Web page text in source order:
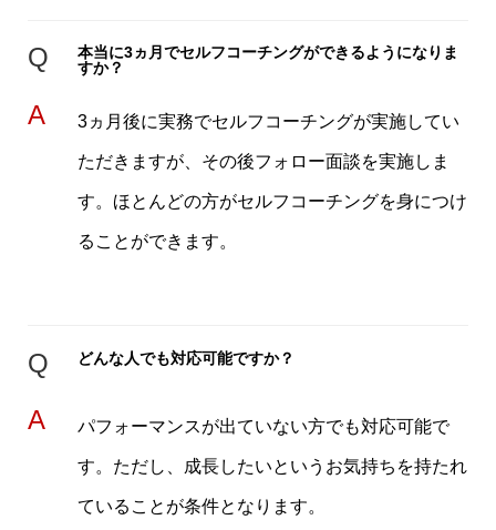
Q
本当に3ヵ月でセルフコーチングができるようになりま
すか？
A 3ヵ月後に実務でセルフコーチングが実施してい
ただきますが、その後フォロー面談を実施しま
す。ほとんどの方がセルフコーチングを身につけ
ることができます。
Q どんな人でも対応可能ですか？
A パフォーマンスが出ていない方でも対応可能で
す。ただし、成⾧したいというお気持ちを持たれ
ていることが条件となります。